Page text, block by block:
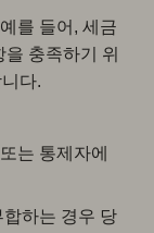
를 들어, 세금
충족하기 위
다.
는 통제자에
하는 경우 당